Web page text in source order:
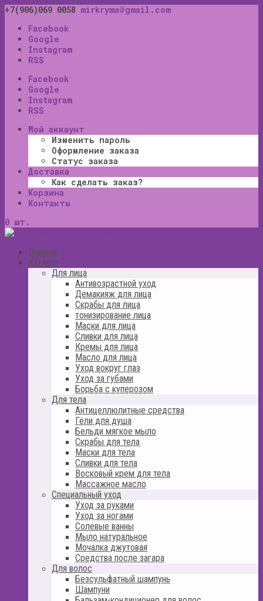
+7(906)069 0058 mirkryma@gmail.com
Facebook
Google
Instagram
RSS
Facebook
Google
Instagram
RSS
Мой аккаунт
Изменить пароль
Оформление заказа
Статус заказа
Доставка
Как сделать заказ?
Корзина
Контакты
0 шт.
Главная
Каталог
Для лица
Антивозрастной уход
Демакияж для лица
Скрабы для лица
тонизирование лица
Маски для лица
Сливки для лица
Кремы для лица
Масло для лица
Уход вокруг глаз
Уход за губами
Борьба с куперозом
Для тела
Антицеллюлитные средства
Гели для душа
Бельди мягкое мыло
Скрабы для тела
Маски для тела
Сливки для тела
Восковый крем для тела
Массажное масло
Специальный уход
Уход за руками
Уход за ногами
Солевые ванны
Мыло натуральное
Мочалка джутовая
Средства после загара
Для волос
Безсульфатный шампунь
Шампуни